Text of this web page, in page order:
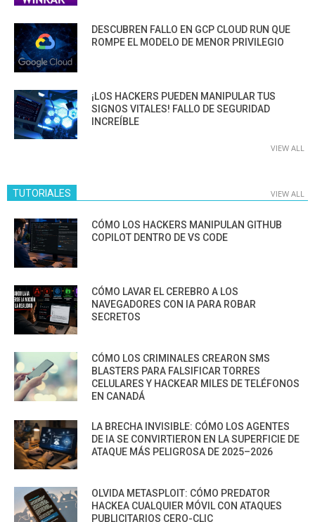
DESCUBREN FALLO EN GCP CLOUD RUN QUE
ROMPE EL MODELO DE MENOR PRIVILEGIO
¡LOS HACKERS PUEDEN MANIPULAR TUS
SIGNOS VITALES! FALLO DE SEGURIDAD
INCREÍBLE
VIEW ALL
TUTORIALES VIEW ALL
CÓMO LOS HACKERS MANIPULAN GITHUB
COPILOT DENTRO DE VS CODE
CÓMO LAVAR EL CEREBRO A LOS
NAVEGADORES CON IA PARA ROBAR
SECRETOS
CÓMO LOS CRIMINALES CREARON SMS
BLASTERS PARA FALSIFICAR TORRES
CELULARES Y HACKEAR MILES DE TELÉFONOS
EN CANADÁ
LA BRECHA INVISIBLE: CÓMO LOS AGENTES
DE IA SE CONVIRTIERON EN LA SUPERFICIE DE
ATAQUE MÁS PELIGROSA DE 2025–2026
OLVIDA METASPLOIT: CÓMO PREDATOR
HACKEA CUALQUIER MÓVIL CON ATAQUES
PUBLICITARIOS CERO-CLIC